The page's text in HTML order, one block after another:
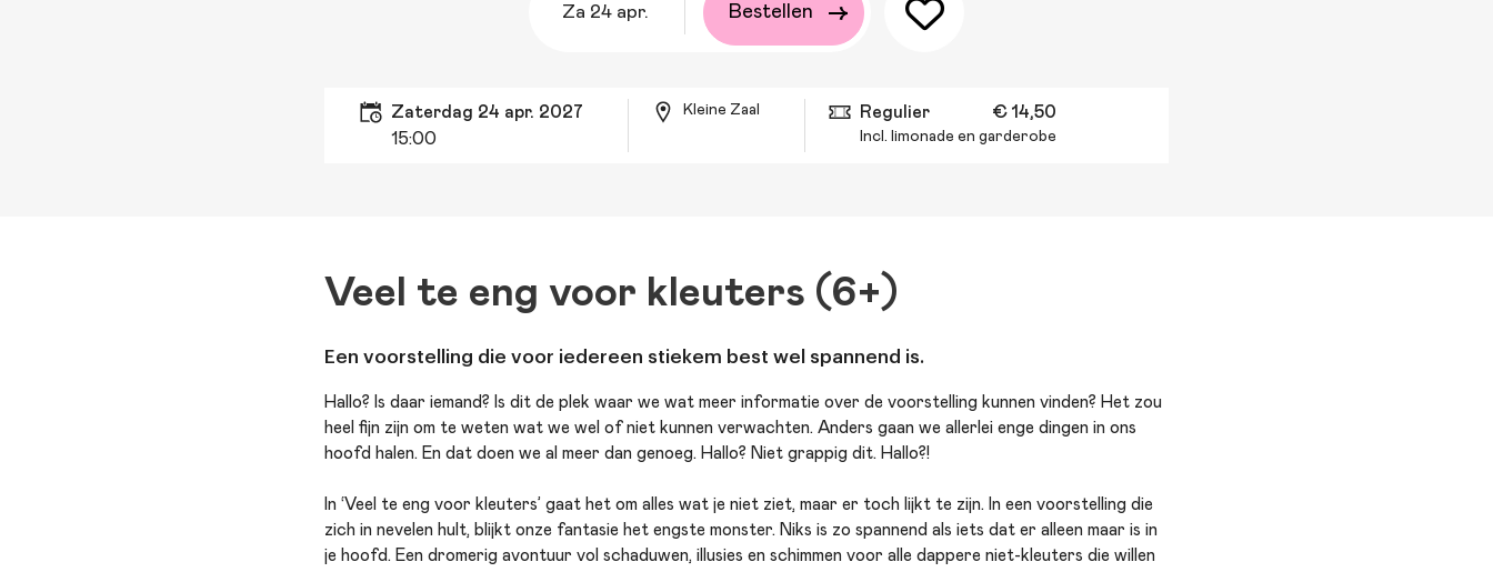
za 24 apr. Bestellen
zaterdag 24 apr. 2027
15:00
Kleine Zaal Regulier € 14,50
Incl. limonade en garderobe
Veel te eng voor kleuters (6+)
Een voorstelling die voor iedereen stiekem best wel spannend is.
Hallo? Is daar iemand? Is dit de plek waar we wat meer informatie over de voorstelling kunnen vinden? Het zou
heel fijn zijn om te weten wat we wel of niet kunnen verwachten. Anders gaan we allerlei enge dingen in ons
hoofd halen. En dat doen we al meer dan genoeg. Hallo? Niet grappig dit. Hallo?!
In ‘Veel te eng voor kleuters’ gaat het om alles wat je niet ziet, maar er toch lijkt te zijn. In een voorstelling die
zich in nevelen hult, blijkt onze fantasie het engste monster. Niks is zo spannend als iets dat er alleen maar is in
je hoofd. Een dromerig avontuur vol schaduwen, illusies en schimmen voor alle dappere niet-kleuters die willen